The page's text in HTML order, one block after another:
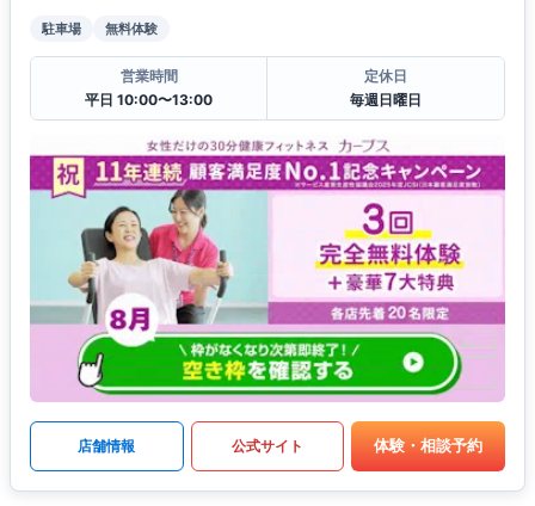
駐車場 無料体験
営業時間
平日 10:00〜13:00
定休日
毎週日曜日
店舗情報 公式サイト 体験・相談予約